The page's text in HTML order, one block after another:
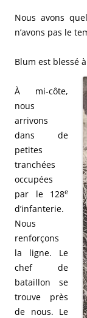
Nous avons
n’avons pas le
Blum est blessé
À mi-côte,
nous
arrivons
dans de
petites
tranchées
occupées
par le 128e
d’infanterie.
Nous
renforçons
la ligne. Le
chef de
bataillon se
trouve près
de nous. Le